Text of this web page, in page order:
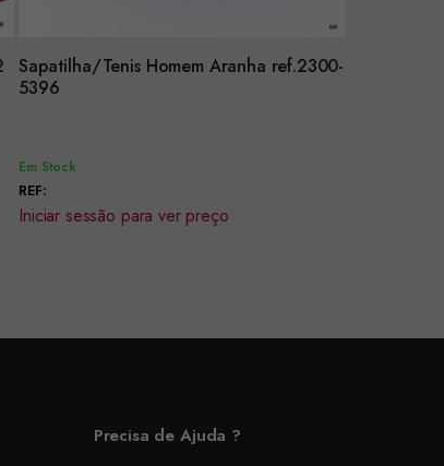
Sapatilha/Tenis Homem Aranha ref.2300-
5396
Encomendar
Em Stock
REF:
Iniciar sessão para ver preço
Precisa de Ajuda ?